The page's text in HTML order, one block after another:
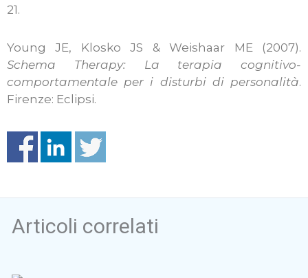
21.
Young JE, Klosko JS & Weishaar ME (2007).
Schema Therapy: La terapia cognitivo-
comportamentale per i disturbi di personalità.
Firenze: Eclipsi.
Articoli correlati